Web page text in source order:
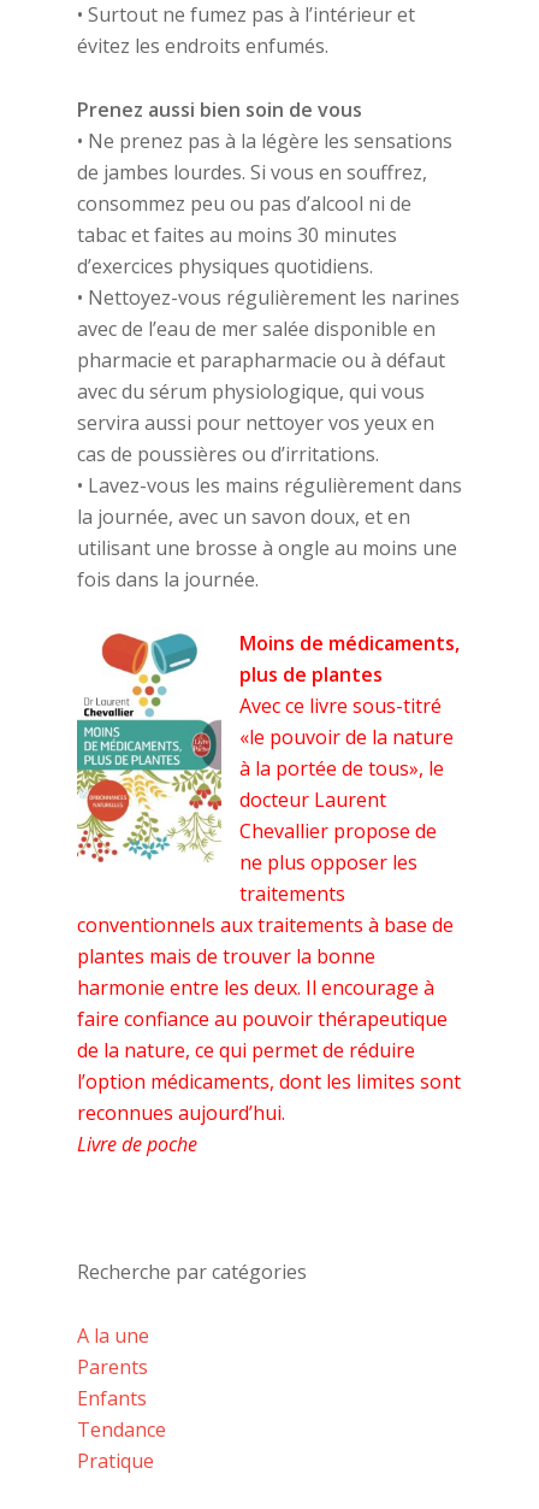
• Surtout ne fumez pas à l’intérieur et
évitez les endroits enfumés.
Prenez aussi bien soin de vous
• Ne prenez pas à la légère les sensations
de jambes lourdes. Si vous en souffrez,
consommez peu ou pas d’alcool ni de
tabac et faites au moins 30 minutes
d’exercices physiques quotidiens.
• Nettoyez-vous régulièrement les narines
avec de l’eau de mer salée disponible en
pharmacie et parapharmacie ou à défaut
avec du sérum physiologique, qui vous
servira aussi pour nettoyer vos yeux en
cas de poussières ou d’irritations.
• Lavez-vous les mains régulièrement dans
la journée, avec un savon doux, et en
utilisant une brosse à ongle au moins une
fois dans la journée.
Moins de médicaments,
plus de plantes
Avec ce livre sous-titré
«le pouvoir de la nature
à la portée de tous», le
docteur Laurent
Chevallier propose de
ne plus opposer les
traitements
conventionnels aux traitements à base de
plantes mais de trouver la bonne
harmonie entre les deux. Il encourage à
faire confiance au pouvoir thérapeutique
de la nature, ce qui permet de réduire
l’option médicaments, dont les limites sont
reconnues aujourd’hui.
Livre de poche
Recherche par catégories
A la une
Parents
Enfants
Tendance
Pratique